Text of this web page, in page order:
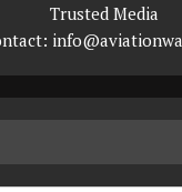
Trusted Media